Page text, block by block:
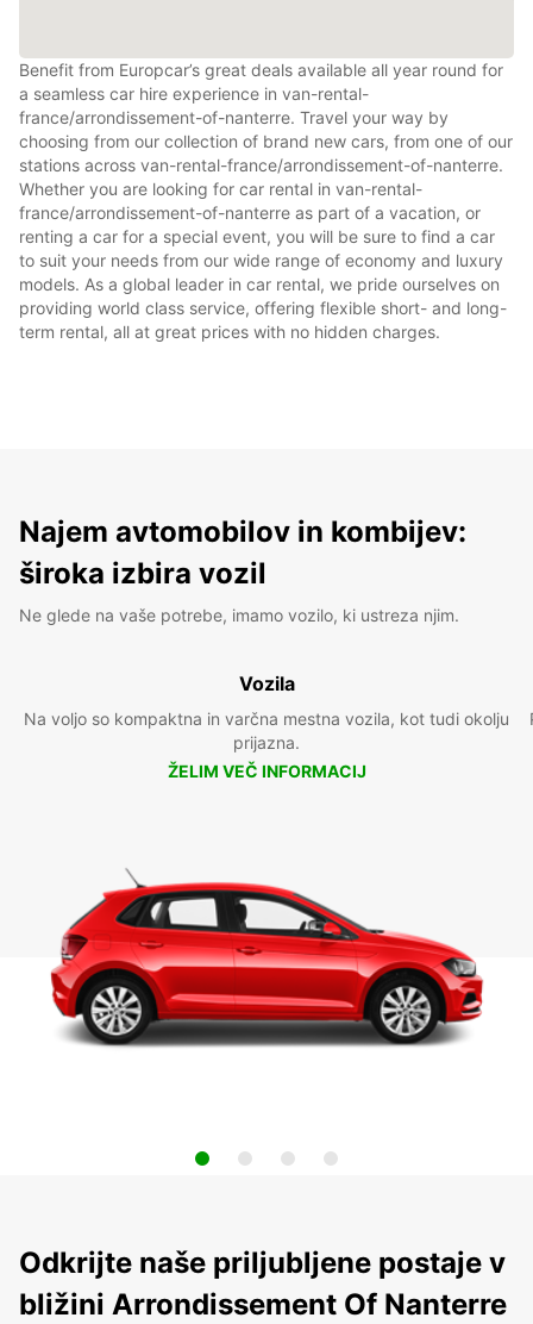
Benefit from Europcar’s great deals available all year round for
a seamless car hire experience in van-rental-
france/arrondissement-of-nanterre. Travel your way by
choosing from our collection of brand new cars, from one of our
stations across van-rental-france/arrondissement-of-nanterre.
Whether you are looking for car rental in van-rental-
france/arrondissement-of-nanterre as part of a vacation, or
renting a car for a special event, you will be sure to find a car
to suit your needs from our wide range of economy and luxury
models. As a global leader in car rental, we pride ourselves on
providing world class service, offering flexible short- and long-
term rental, all at great prices with no hidden charges.
Najem avtomobilov in kombijev:
široka izbira vozil
Ne glede na vaše potrebe, imamo vozilo, ki ustreza njim.
Vozila
Na voljo so kompaktna in varčna mestna vozila, kot tudi okolju
prijazna.
ŽELIM VEČ INFORMACIJ
Odkrijte naše priljubljene postaje v
bližini Arrondissement Of Nanterre